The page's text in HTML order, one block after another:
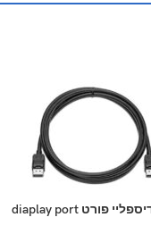
כבל דיספליי פורט diaplay port